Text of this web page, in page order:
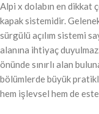
Alpi x dolabın en dikkat
kapak sistemidir.
sürgülü açılım sistemi
alanına ihtiyaç
önünde sınırlı alan
bölümlerde büyük
hem işlevsel hem de